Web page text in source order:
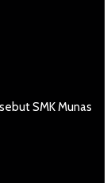
SMK Munas